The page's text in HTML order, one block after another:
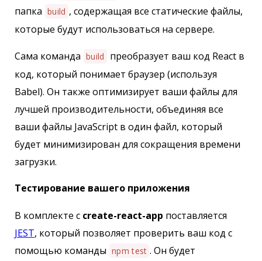
папка build , содержащая все статические файлы,
которые будут использоваться на сервере.
Сама команда build
преобразует ваш код React в
код, который понимает браузер (используя
Babel). Он также оптимизирует ваши файлы для
лучшей производительности, объединяя все
ваши файлы JavaScript в один файл, который
будет минимизирован для сокращения времени
загрузки.
Тестирование вашего приложения
В комплекте с create-react-app поставляется
JEST, который позволяет проверить ваш код с
помощью команды npm test . Он будет